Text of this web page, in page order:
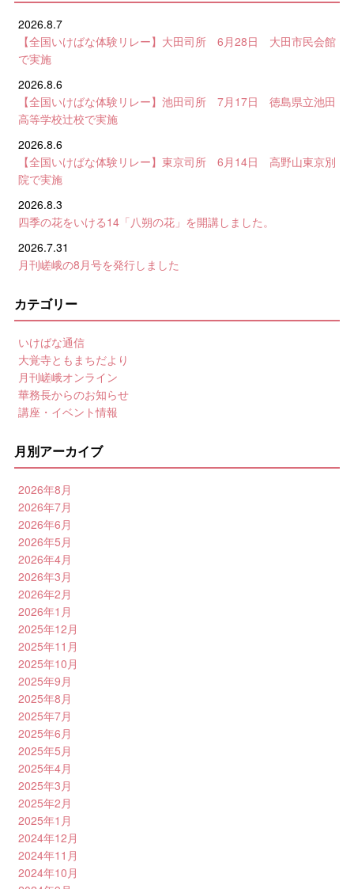
2026.8.7
【全国いけばな体験リレー】大田司所 6月28日 大田市民会館
で実施
2026.8.6
【全国いけばな体験リレー】池田司所 7月17日 徳島県立池田
高等学校辻校で実施
2026.8.6
【全国いけばな体験リレー】東京司所 6月14日 高野山東京別
院で実施
2026.8.3
四季の花をいける14「八朔の花」を開講しました。
2026.7.31
月刊嵯峨の8月号を発行しました
カテゴリー
いけばな通信
大覚寺ともまちだより
月刊嵯峨オンライン
華務長からのお知らせ
講座・イベント情報
月別アーカイブ
2026年8月
2026年7月
2026年6月
2026年5月
2026年4月
2026年3月
2026年2月
2026年1月
2025年12月
2025年11月
2025年10月
2025年9月
2025年8月
2025年7月
2025年6月
2025年5月
2025年4月
2025年3月
2025年2月
2025年1月
2024年12月
2024年11月
2024年10月